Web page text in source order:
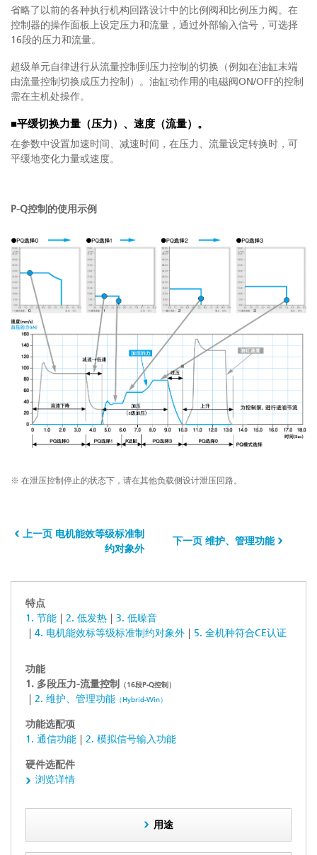
省略了以前的各种执行机构回路设计中的比例阀和比例压力阀。在
控制器的操作面板上设定压力和流量，通过外部输入信号，可选择
16段的压力和流量。
超级单元自律进行从流量控制到压力控制的切换（例如在油缸末端
由流量控制切换成压力控制）。油缸动作用的电磁阀ON/OFF的控制
需在主机处操作。
■平缓切换力量（压力）、速度（流量）。
在参数中设置加速时间、减速时间，在压力、流量设定转换时，可
平缓地变化力量或速度。
P-Q控制的使用示例
※ 在泄压控制停止的状态下，请在其他负载侧设计泄压回路。
上一页 电机能效等级标准制
约对象外
下一页 维护、管理功能
特点
1. 节能
2. 低发热
3. 低噪音
4. 电机能效标等级标准制约对象外
5. 全机种符合CE认证
功能
1. 多段压力-流量控制
（16段P-Q控制）
2. 维护、管理功能 （Hybrid-Win）
功能选配项
1. 通信功能
2. 模拟信号输入功能
硬件选配件
浏览详情
用途